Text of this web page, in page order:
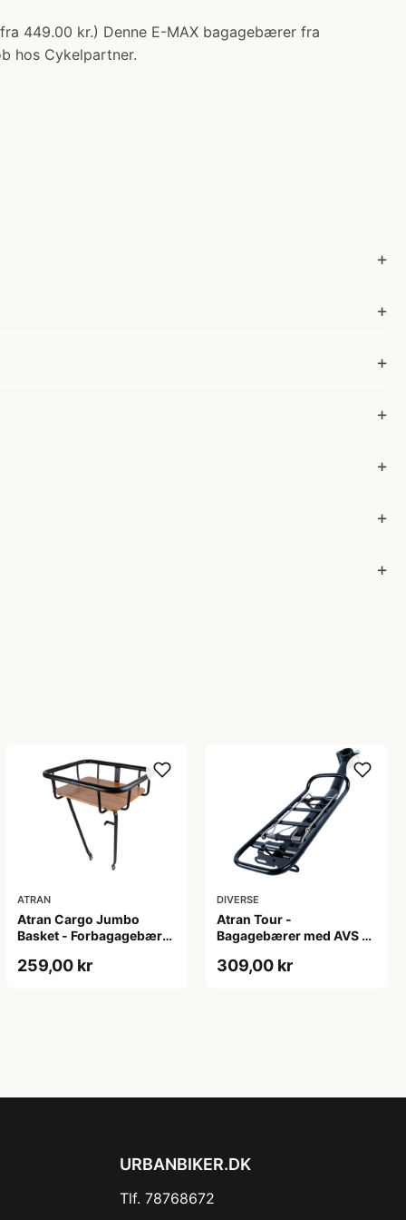
449.00 kr.) Denne E-MAX bagagebærer fra
hos Cykelpartner.
ATRAN
Atran Cargo Jumbo
Basket - Forbagagebærer
259,00 kr
DIVERSE
Atran Tour -
Bagagebærer med AVS -
309,00 kr
URBANBIKER.DK
Tlf. 78768672